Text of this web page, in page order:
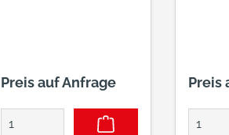
Preis auf Anfrage Preis